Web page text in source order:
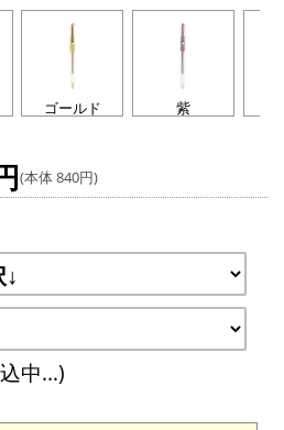
ゴールド 紫
(本体 840円)
中...)